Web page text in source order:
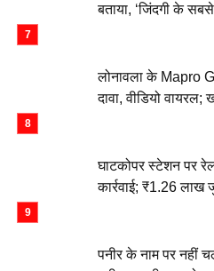
बताया, ‘जिंदगी के
लोनावला के Mapro
दावा, वीडियो वायरल;
घाटकोपर स्टेशन पर
कार्रवाई; ₹1.26 लाख
पनीर के नाम पर नहीं